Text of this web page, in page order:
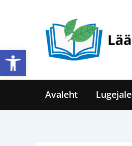
Open toolbar
Avaleht Lugejale